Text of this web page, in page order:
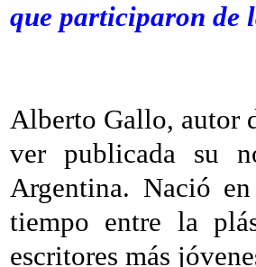
que participaron de
Alberto Gallo, autor
ver publicada su
Argentina. Nació
tiempo entre la
escritores más